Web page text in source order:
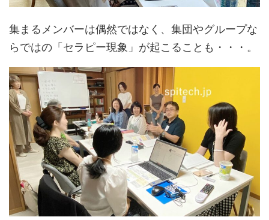
集まるメンバーは偶然ではなく、集団やグループな
らではの「セラピー現象」が起こることも・・・。